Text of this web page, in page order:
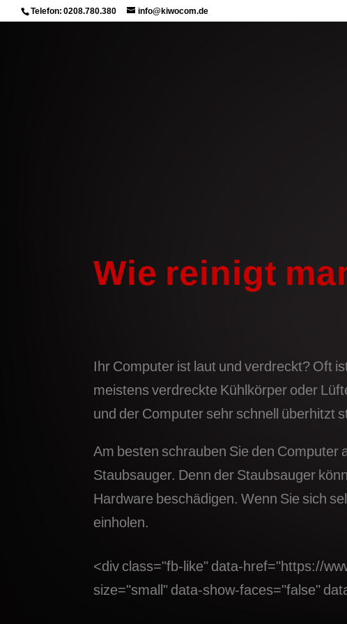
Telefon: 0208.780.380 info@kiwocom.de
Wie reinigt
Ihr Computer ist laut und verdreckt? Oft
meistens verdreckte Kühlkörper oder
und der Computer sehr schnell überhitzt
Am besten schrauben Sie den Computer
Staubsauger. Denn der Staubsauger
Hardware beschädigen. Wenn Sie sich
einholen.
<div class="fb-like" data-href="https://
size="small" data-show-faces="false"